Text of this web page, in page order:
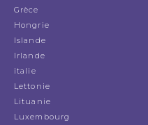
Grèce
Hongrie
Islande
Irlande
italie
Lettonie
Lituanie
Luxembourg